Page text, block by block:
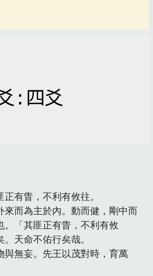
: 四爻
有眚，不利有攸往。
來而為主於內。動而健，剛中而
。「其匪正有眚，不利有攸
天命不佑行矣哉。
與無妄。先王以茂對時，育萬